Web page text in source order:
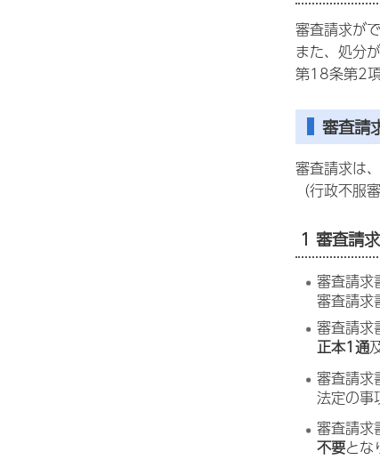
審査請求が
また、処分
第18条第2項
審査請
審査請求は
（行政不服
1 審査請
審査請求
審査請求
審査請求
正本1通
審査請求
法定の事
審査請求
不要とな